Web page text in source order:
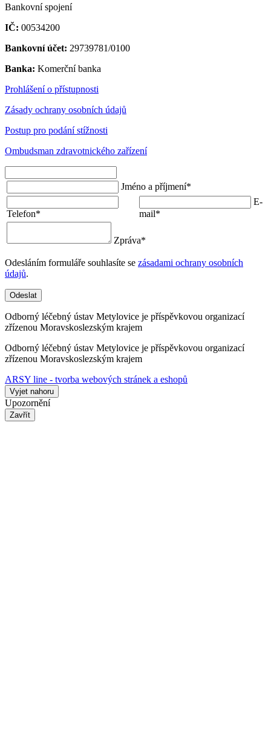
Bankovní spojení
IČ: 00534200
Bankovní účet: 29739781/0100
Banka: Komerční banka
Prohlášení o přístupnosti
Zásady ochrany osobních údajů
Postup pro podání stížnosti
Ombudsman zdravotnického zařízení
Jméno a příjmení*
Telefon*
E-
mail*
Zpráva*
Odesláním formuláře souhlasíte se zásadami ochrany osobních
údajů.
Odeslat
Odborný léčebný ústav Metylovice je příspěvkovou organizací
zřízenou Moravskoslezským krajem
Odborný léčebný ústav Metylovice je příspěvkovou organizací
zřízenou Moravskoslezským krajem
ARSY line - tvorba webových stránek a eshopů
Vyjet nahoru
Upozornění
Zavřít